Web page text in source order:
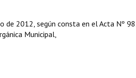
de 2012, según consta en el Acta Nº
Municipal,